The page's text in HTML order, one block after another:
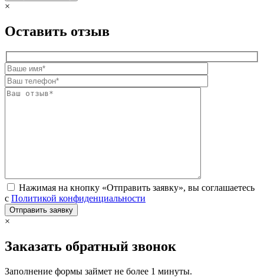
×
Оставить отзыв
Нажимая на кнопку «Отправить заявку», вы соглашаетесь
с Политикой конфиденциальности
×
Заказать обратный звонок
Заполнение формы займет не более 1 минуты.